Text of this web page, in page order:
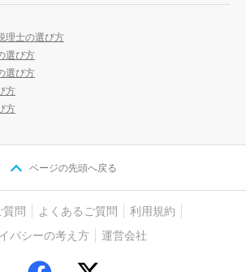
理士の選び方
選び方
選び方
方
方
ページの先頭へ戻る
質問 よくあるご質問
利用規約
バシーの考え方
運営会社